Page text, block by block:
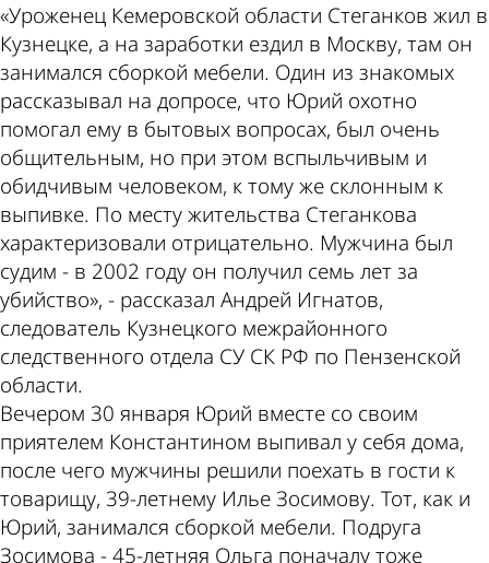
«Уроженец Кемеровской области Стеганков жил в
Кузнецке, а на заработки ездил в Москву, там он
занимался сборкой мебели. Один из знакомых
рассказывал на допросе, что Юрий охотно
помогал ему в бытовых вопросах, был очень
общительным, но при этом вспыльчивым и
обидчивым человеком, к тому же склонным к
выпивке. По месту жительства Стеганкова
характеризовали отрицательно. Мужчина был
судим - в 2002 году он получил семь лет за
убийство», - рассказал Андрей Игнатов,
следователь Кузнецкого межрайонного
следственного отдела СУ СК РФ по Пензенской
области.
Вечером 30 января Юрий вместе со своим
приятелем Константином выпивал у себя дома,
после чего мужчины решили поехать в гости к
товарищу, 39-летнему Илье Зосимову. Тот, как и
Юрий, занимался сборкой мебели. Подруга
Зосимова - 45-летняя Ольга поначалу тоже